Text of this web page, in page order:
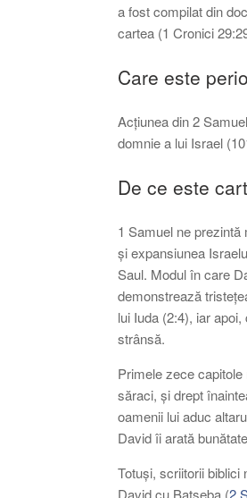
a fost compilat din
cartea (1 Cronici
Care este
Acțiunea din 2
domnie a lui Israel
De ce este
1 Samuel ne
și expansiunea
Saul. Modul în care
demonstrează
lui Iuda (2:4), iar
strânsă.
Primele zece
săraci, și drept
oamenii lui aduc
David îi arată
Totuși, scriitorii biblici
David cu Batșeba (2